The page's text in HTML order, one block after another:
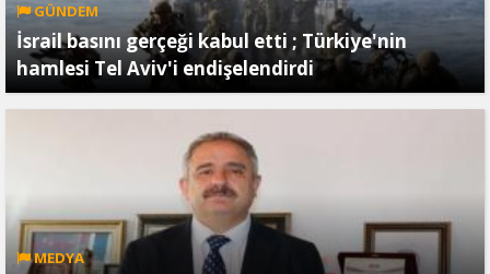
GÜNDEM
İsrail basını gerçeği kabul etti ; Türkiye'nin
hamlesi Tel Aviv'i endişelendirdi
MEDYA